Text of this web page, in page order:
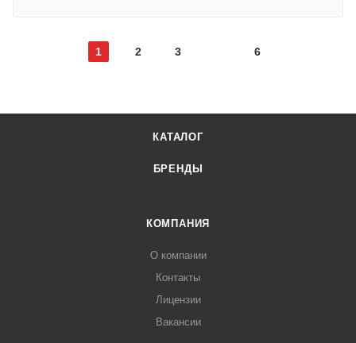
1 2 3 6
КАТАЛОГ
БРЕНДЫ
КОМПАНИЯ
О компании
Контакты
Лицензии
Вакансии